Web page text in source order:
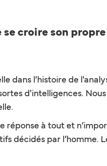
croire son
dans l'histoire de
d'intelligences.
à tout et
décidés par l’homme.